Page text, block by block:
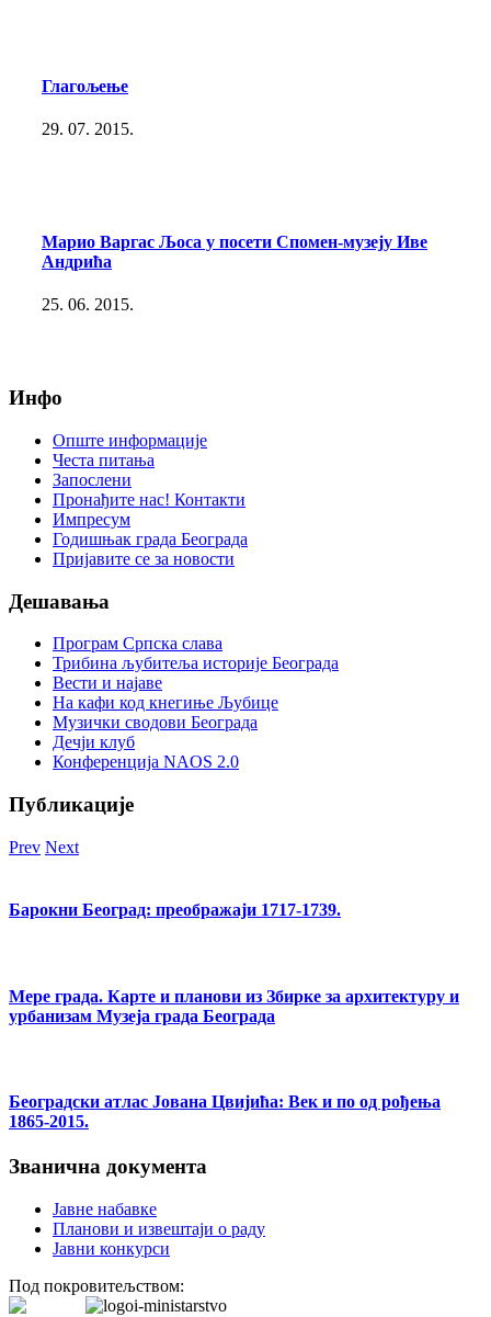
Глагољење
29. 07. 2015.
Марио Варгас Љоса у посети Спомен-музеју Иве
Андрића
25. 06. 2015.
Инфо
Опште информације
Честа питања
Запослени
Пронађите нас! Контакти
Импресум
Годишњак града Београда
Пријавите се за новости
Дешавања
Програм Српска слава
Трибина љубитеља историје Београда
Beсти и најаве
На кафи код кнегиње Љубице
Музички сводови Београда
Дечји клуб
Конференција NAOS 2.0
Публикације
Prev Next
Барокни Београд: преображаји 1717-1739.
Мере града. Карте и планови из Збирке за архитектуру и
урбанизам Музеја града Београда
Београдски атлас Јована Цвијића: Век и по од рођења
1865-2015.
Званична документа
Јавне набавке
Планови и извештаји о раду
Јавни конкурси
Под покровитељством: